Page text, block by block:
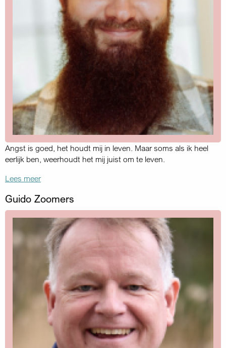
Angst is goed, het houdt mij in leven. Maar soms als ik heel
eerlijk ben, weerhoudt het mij juist om te leven.
Lees meer
Guido Zoomers